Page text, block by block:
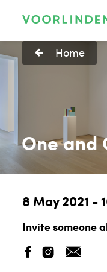
Home
One and
8 May 2021 -
Invite someone